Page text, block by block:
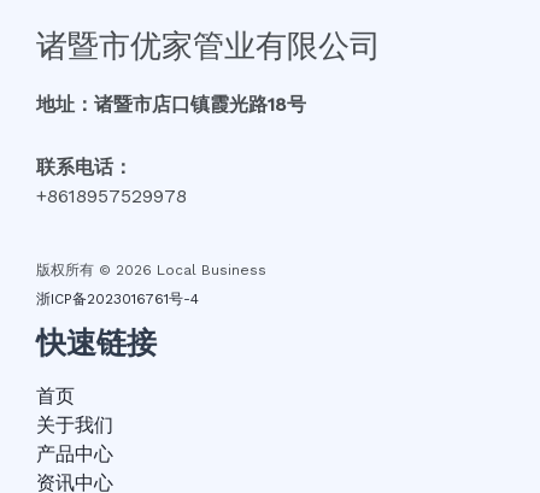
诸暨市优家管业有限公司
地址：诸暨市店口镇霞光路18号
联系电话：
+8618957529978
版权所有 © 2026 Local Business
浙ICP备2023016761号-4
快速链接
首页
关于我们
产品中心
资讯中心